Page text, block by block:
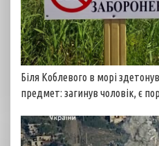
Біля Коблевого в морі
предмет: загинув чоловік, є